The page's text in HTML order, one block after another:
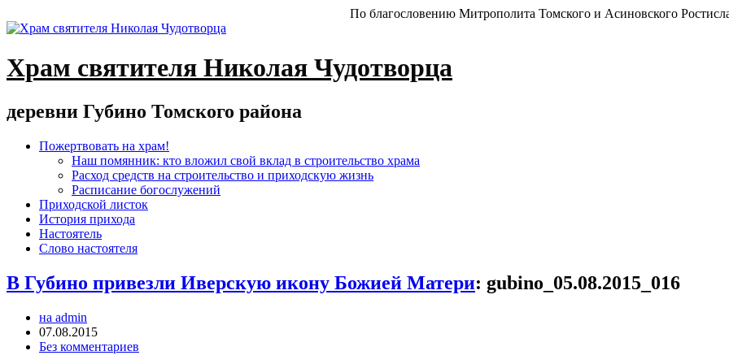
По благословению Митрополита Томского и Асиновского
Храм святителя Николая Чудотворца
деревни Губино Томского района
Пожертвовать на храм!
Наш помянник: кто вложил свой вклад в строительство храма
Расход средств на строительство и приходскую жизнь
Расписание богослужений
Приходской листок
История прихода
Настоятель
Слово настоятеля
В Губино привезли Иверскую икону Божией Матери: gubino_05.08.2015_016
на admin
07.08.2015
Без комментариев